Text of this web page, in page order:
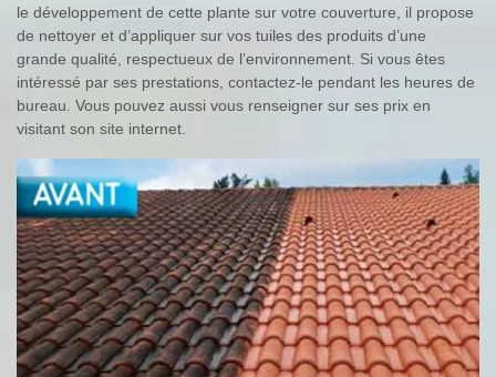
le développement de cette plante sur votre couverture, il propose
de nettoyer et d’appliquer sur vos tuiles des produits d’une
grande qualité, respectueux de l’environnement. Si vous êtes
intéressé par ses prestations, contactez-le pendant les heures de
bureau. Vous pouvez aussi vous renseigner sur ses prix en
visitant son site internet.